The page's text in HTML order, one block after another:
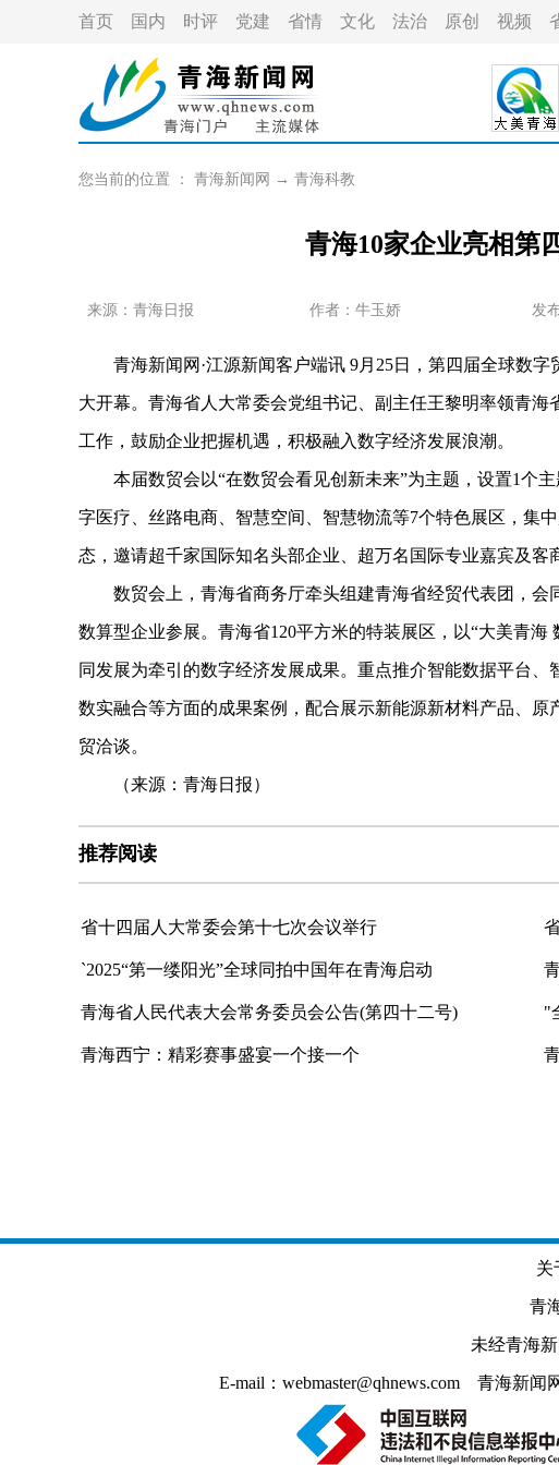
首页 国内 时评 党建 省情 文化 法治 原创 视频
您当前的位置 ： 青海新闻网 → 青海科教
青海10家企业亮相第
来源：青海日报 作者： 牛玉娇 发
青海新闻网·江源新闻客户端讯 9月25日，第四届全球数字
大开幕。青海省人大常委会党组书记、副主任王黎明率领青
工作，鼓励企业把握机遇，积极融入数字经济发展浪潮。
本届数贸会以“在数贸会看见创新未来”为主题，设置1个主
字医疗、丝路电商、智慧空间、智慧物流等7个特色展区，集
态，邀请超千家国际知名头部企业、超万名国际专业嘉宾及客
数贸会上，青海省商务厅牵头组建青海省经贸代表团，会
数算型企业参展。青海省120平方米的特装展区，以“大美青
同发展为牵引的数字经济发展成果。重点推介智能数据平台
数实融合等方面的成果案例，配合展示新能源新材料产品、
贸洽谈。
（来源：青海日报）
推荐阅读
省十四届人大常委会第十七次会议举行
`2025“第一缕阳光”全球同拍中国年在青海启动
青海省人民代表大会常务委员会公告(第四十二号) "
青海西宁：精彩赛事盛宴一个接一个
关
青
未经青海
E-mail：webmaster@qhnews.com 青海新闻